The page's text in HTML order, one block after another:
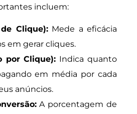
incluem:
Clique):Mede a eficácia
em gerar cliques.
por Clique): Indica quanto
em média por cada
anúncios.
A porcentagem de